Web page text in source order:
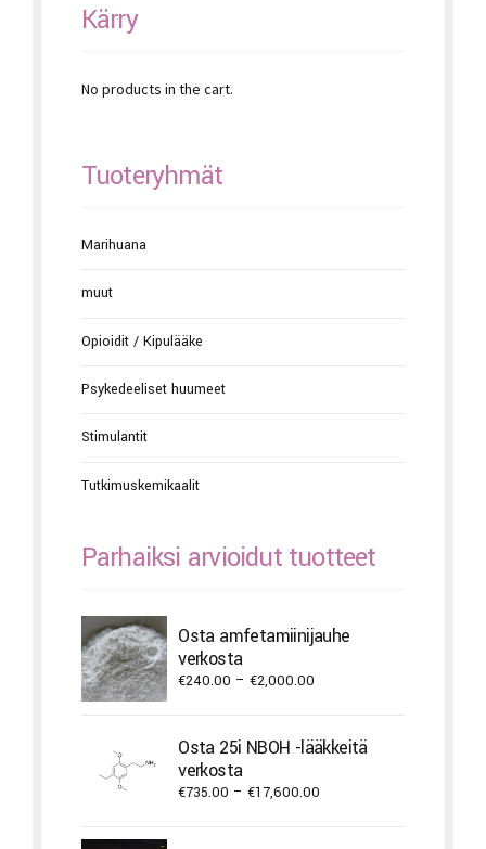
Kärry
No products in the cart.
Tuoteryhmät
Marihuana
muut
Opioidit / Kipulääke
Psykedeeliset huumeet
Stimulantit
Tutkimuskemikaalit
Parhaiksi arvioidut tuotteet
Osta amfetamiinijauhe
verkosta
€240.00 – €2,000.00
through
Osta 25i NBOH -lääkkeitä
verkosta
€735.00 – €17,600.00